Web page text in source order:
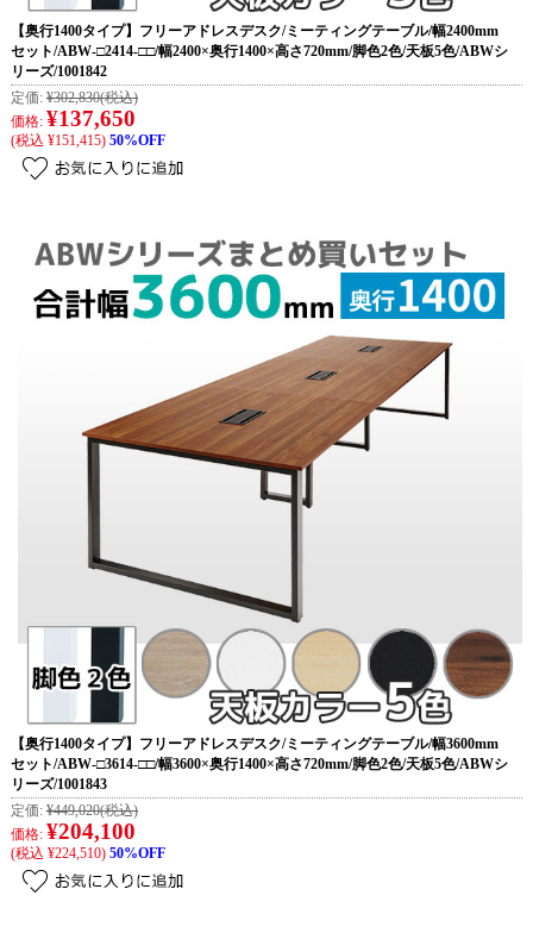
【奥行1400タイプ】フリーアドレスデスク/ミーティングテーブル/幅2400mm
セット/ABW-□2414-□□/幅2400×奥行1400×高さ720mm/脚色2色/天板5色/ABWシ
リーズ/1001842
定価: ¥302,830(税込)
価格: ¥137,650
(税込 ¥151,415) 50%OFF
【奥行1400タイプ】フリーアドレスデスク/ミーティングテーブル/幅3600mm
セット/ABW-□3614-□□/幅3600×奥行1400×高さ720mm/脚色2色/天板5色/ABWシ
リーズ/1001843
定価: ¥449,020(税込)
価格: ¥204,100
(税込 ¥224,510) 50%OFF